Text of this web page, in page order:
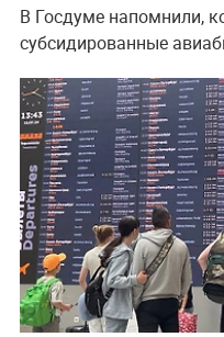
В Госдуме напомнили,
субсидированные